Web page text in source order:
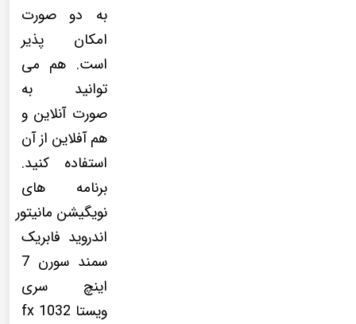
به دو صورت
امکان پذیر
است. هم می
توانید به
صورت آنلاین و
هم آفلاین از آن
استفاده کنید.
برنامه های
نویگیشن مانیتور
اندروید فابریک
سمند سورن 7
اینچ سری
ویستا fx 1032